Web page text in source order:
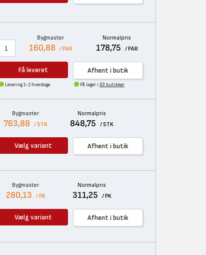
Bygmaster
160,88 / PAR
Normalpris
178,75 / PAR
Få leveret Afhent i butik
Levering 1-2 hverdage På lager i 63 butikker
Bygmaster
763,88 / STK
Normalpris
848,75 / STK
Vælg variant Afhent i butik
Bygmaster
280,13 / PK
Normalpris
311,25 / PK
Vælg variant Afhent i butik